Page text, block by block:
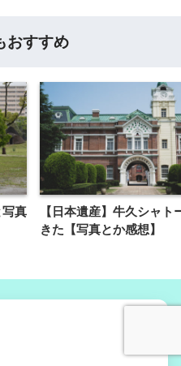
おすすめ
写真
【日本遺産】牛久シャト
きた【写真とか感想】